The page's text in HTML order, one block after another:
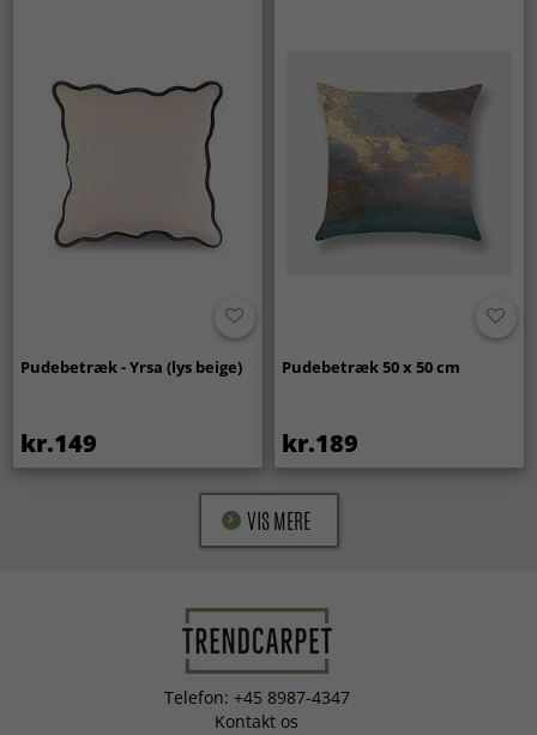
Pudebetræk - Yrsa (lys beige)
kr.149
Pudebetræk 50 x 50 cm
kr.189
VIS MERE
Telefon: +45 8987-4347
Kontakt os